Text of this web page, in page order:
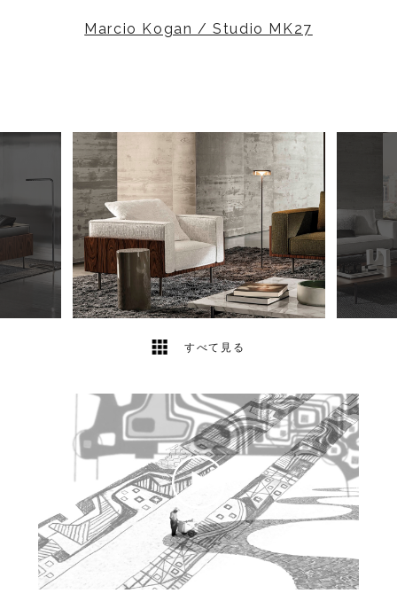
Marcio Kogan / Studio MK27
すべて見る
2 2